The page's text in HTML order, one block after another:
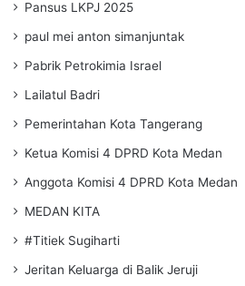
Pansus LKPJ 2025
paul mei anton simanjuntak
Pabrik Petrokimia Israel
Lailatul Badri
Pemerintahan Kota Tangerang
Ketua Komisi 4 DPRD Kota Medan
Anggota Komisi 4 DPRD Kota Medan
MEDAN KITA
#Titiek Sugiharti
Jeritan Keluarga di Balik Jeruji